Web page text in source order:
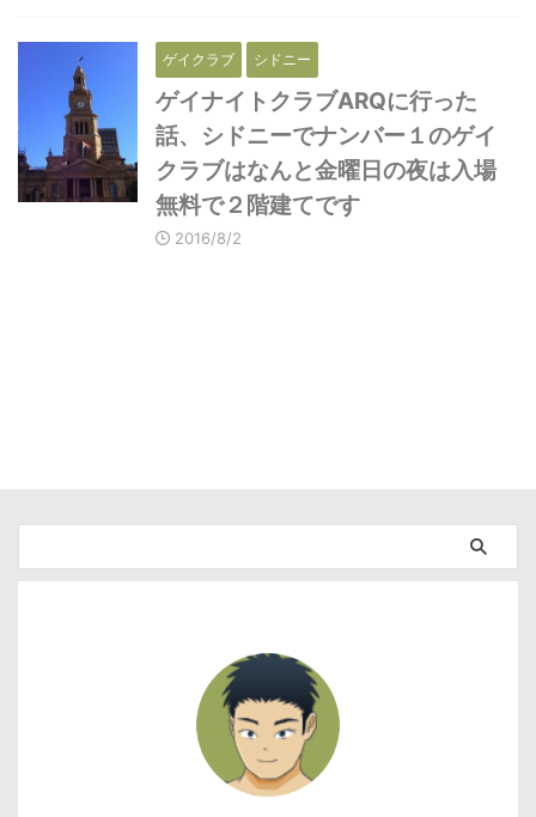
ゲイクラブ シドニー
ゲイナイトクラブARQに行った
話、シドニーでナンバー１のゲイ
クラブはなんと金曜日の夜は入場
無料で２階建てです
2016/8/2